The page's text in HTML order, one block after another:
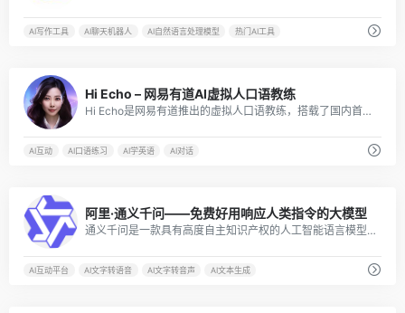
AI写作工具 AI聊天机器人 AI自然语言处理模型 热门AI工具
Hi Echo – 网易有道AI虚拟人口语教练
Hi Echo是网易有道推出的虚拟人口语教练，搭载了国内首个教育大模型“子曰”，可以为不同水平的英语学习者提供个性化的口语练习服务。
AI互动 AI口语练习 AI学英语 AI对话
阿里·通义千问——免费好用响应人类指令的大模型
通义千问是一款具有高度自主知识产权的人工智能语言模型，具有强大的语言处理能力
AI互动平台 AI文字转语音 AI文字转音声 AI文本生成